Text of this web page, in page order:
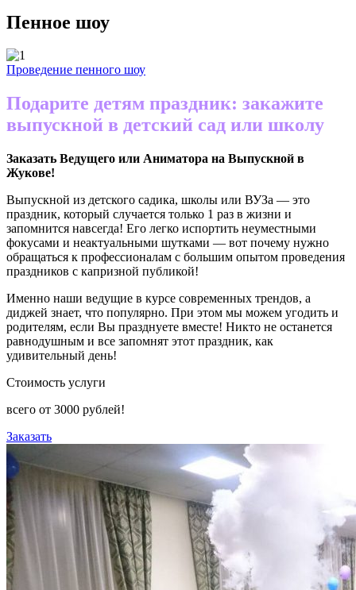
Пенное шоу
Проведение пенного шоу
Подарите детям праздник: закажите
выпускной в детский сад или школу
Заказать Ведущего или Аниматора на Выпускной в
Жукове!
Выпускной из детского садика, школы или ВУЗа — это
праздник, который случается только 1 раз в жизни и
запомнится навсегда! Его легко испортить неуместными
фокусами и неактуальными шутками — вот почему нужно
обращаться к профессионалам с большим опытом проведения
праздников с капризной публикой!
Именно наши ведущие в курсе современных трендов, а
диджей знает, что популярно. При этом мы можем угодить и
родителям, если Вы празднуете вместе! Никто не останется
равнодушным и все запомнят этот праздник, как
удивительный день!
Стоимость услуги
всего от 3000 рублей!
Заказать